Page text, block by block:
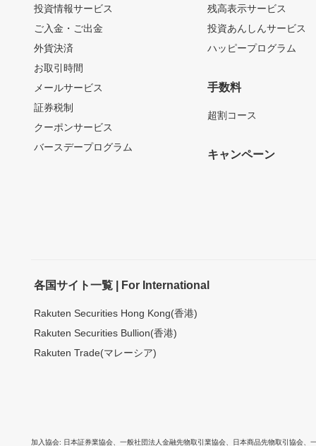
投資情報サービス
ご入金・ご出金
外貨決済
お取引時間
メールサービス
証券税制
クーポンサービス
バースデープログラム
残高表示サービス
投資あんしんサービス
ハッピープログラム
手数料
超割コース
キャンペーン
各国サイト一覧 | For International
Rakuten Securities Hong Kong(香港)
Rakuten Securities Bullion(香港)
Rakuten Trade(マレーシア)
加入協会 日本証券業協会 一般社団法人金融先物取引業協会 日本商品先物取引協会